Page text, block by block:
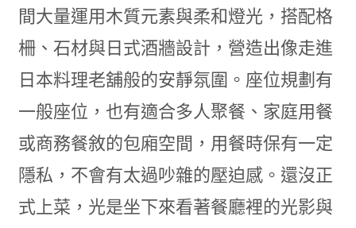
間大量運用木質元素與柔和燈光，搭配格
柵、石材與日式酒牆設計，營造出像走進
日本料理老舖般的安靜氛圍。座位規劃有
一般座位，也有適合多人聚餐、家庭用餐
或商務餐敘的包廂空間，用餐時保有一定
隱私，不會有太過吵雜的壓迫感。還沒正
式上菜，光是坐下來看著餐廳裡的光影與